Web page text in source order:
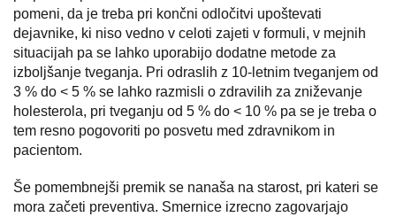
pomeni, da je treba pri končni odločitvi upoštevati
dejavnike, ki niso vedno v celoti zajeti v formuli, v mejnih
situacijah pa se lahko uporabijo dodatne metode za
izboljšanje tveganja. Pri odraslih z 10-letnim tveganjem od
3 % do < 5 % se lahko razmisli o zdravilih za zniževanje
holesterola, pri tveganju od 5 % do < 10 % pa se je treba o
tem resno pogovoriti po posvetu med zdravnikom in
pacientom.
Še pomembnejši premik se nanaša na starost, pri kateri se
mora začeti preventiva. Smernice izrecno zagovarjajo